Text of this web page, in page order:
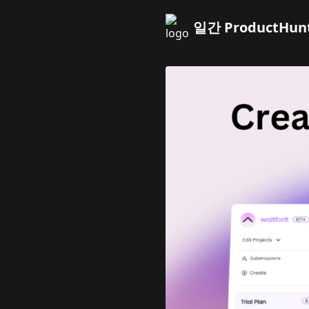
일간